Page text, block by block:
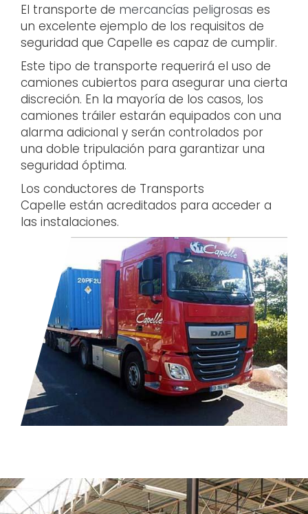
El transporte de mercancías peligrosas es
un excelente ejemplo de los requisitos de
seguridad que Capelle es capaz de cumplir.
Este tipo de transporte requerirá el uso de
camiones cubiertos para asegurar una cierta
discreción. En la mayoría de los casos, los
camiones tráiler estarán equipados con una
alarma adicional y serán controlados por
una doble tripulación para garantizar una
seguridad óptima.
Los conductores de Transports
Capelle están acreditados para acceder a
las instalaciones.